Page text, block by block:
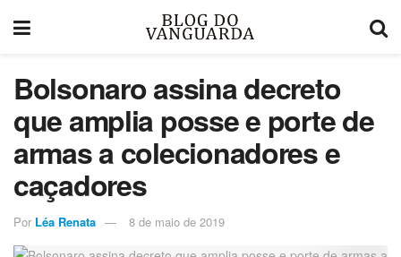
Bolsonaro assina decreto
que amplia posse e porte de
armas a colecionadores e
caçadores
Por Léa Renata 8 de maio de 2019